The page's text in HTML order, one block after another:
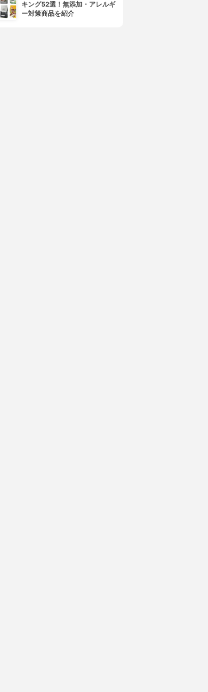
キング52選！無添加・アレルギ
ー対策商品を紹介